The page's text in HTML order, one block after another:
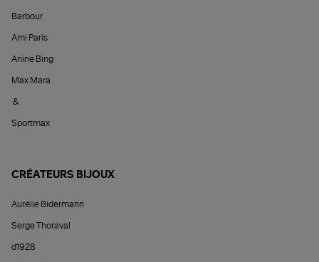
Barbour
Ami Paris
Anine Bing
Max Mara
&
Sportmax
CRÉATEURS BIJOUX
Aurélie Bidermann
Serge Thoraval
d1928